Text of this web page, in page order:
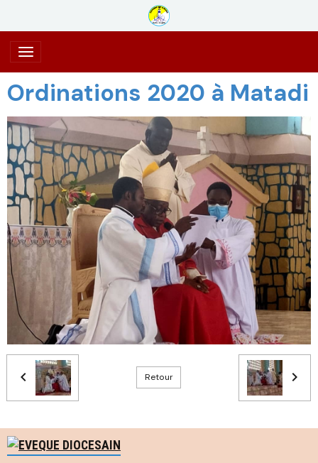
Ordinations 2020 à Matadi
Retour